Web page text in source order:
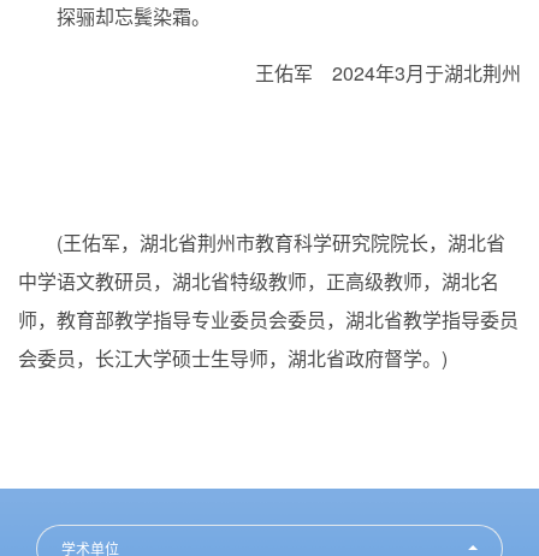
探骊却忘鬓染霜。
王佑军 2024年3月于湖北荆州
(王佑军，湖北省荆州市教育科学研究院院长，湖北省
中学语文教研员，湖北省特级教师，正高级教师，湖北名
师，教育部教学指导专业委员会委员，湖北省教学指导委员
会委员，长江大学硕士生导师，湖北省政府督学。)
学术单位